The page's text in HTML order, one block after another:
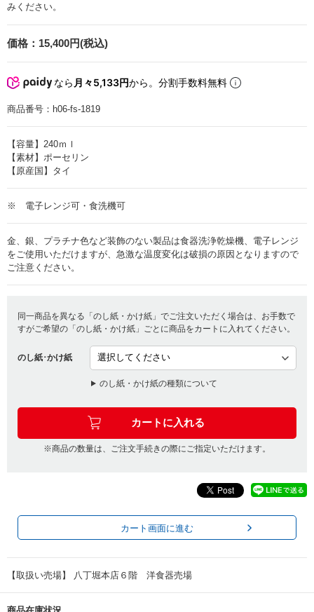
みください。
価格： 15,400円(税込)
なら 月々5,133円から。分割手数料無料
商品番号： h06-fs-1819
【容量】240ｍｌ
【素材】ポーセリン
【原産国】タイ
※ 電子レンジ可・食洗機可
金、銀、プラチナ色など装飾のない製品は食器洗浄乾燥機、電子レンジ
をご使用いただけますが、急激な温度変化は破損の原因となりますので
ご注意ください。
同一商品を異なる「のし紙・かけ紙」でご注文いただく場合は、お手数で
すがご希望の「のし紙・かけ紙」ごとに商品をカートに入れてください。
のし紙･かけ紙
のし紙・かけ紙の種類について
※商品の数量は、ご注文手続きの際にご指定いただけます。
カート画面に進む
【取扱い売場】 八丁堀本店６階 洋食器売場